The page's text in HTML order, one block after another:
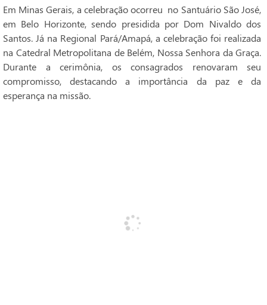
Em Minas Gerais, a celebração ocorreu no Santuário São José,
em Belo Horizonte, sendo presidida por Dom Nivaldo dos
Santos. Já na Regional Pará/Amapá, a celebração foi realizada
na Catedral Metropolitana de Belém, Nossa Senhora da Graça.
Durante a cerimônia, os consagrados renovaram seu
compromisso, destacando a importância da paz e da
esperança na missão.